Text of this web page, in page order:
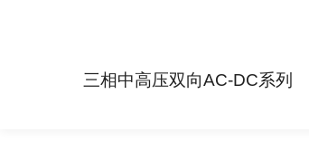
三相中高压双向AC-DC系列